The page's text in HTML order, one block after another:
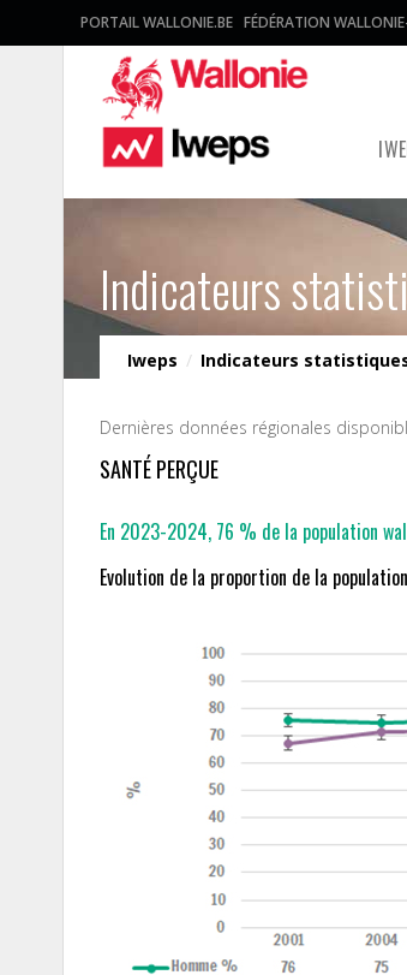
PORTAIL WALLONIE.BE FÉDÉRATION
Indicateurs
Iweps / Indicateurs
Dernières données régionales
SANTÉ PERÇUE
En 2023-2024, 76 % de la population
Evolution de la proportion de la